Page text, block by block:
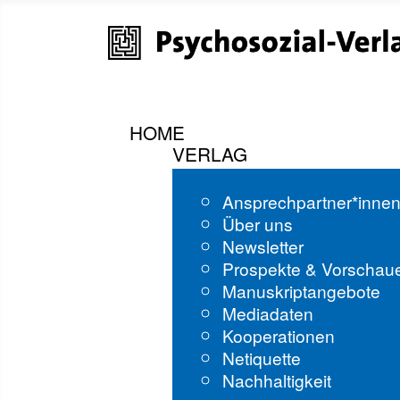
HOME
VERLAG
Über uns
Newsletter
Prospekte &
Manuskriptangebote
Mediadaten
Kooperationen
Netiquette
Nachhaltigkeit